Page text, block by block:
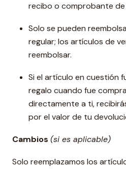
recibo o comprobante
Solo se pueden
regular; los artículos de
reembolsar.
Si el artículo en cuestión
regalo cuando fue
directamente a ti,
por el valor de tu
Cambios (si es aplicable)
Solo reemplazamos los